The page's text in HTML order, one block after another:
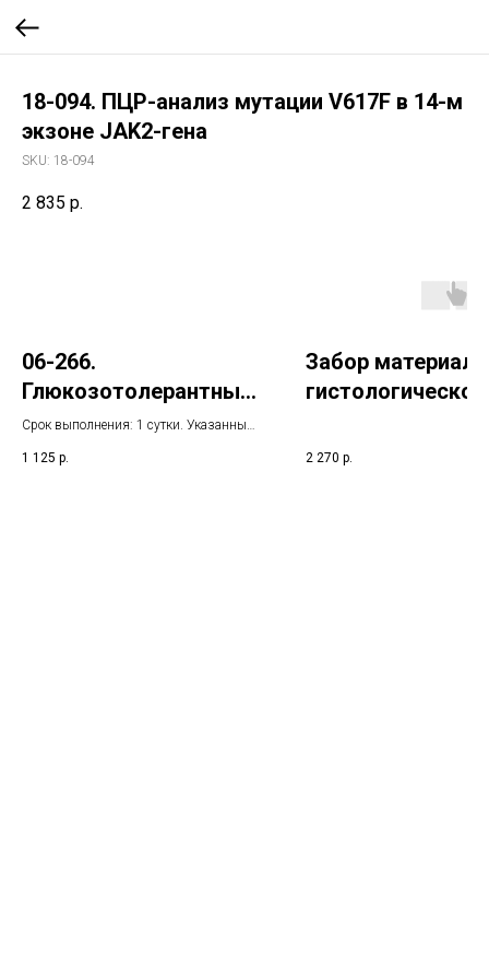
18-094. ПЦР-анализ мутации V617F в 14-м
экзоне JAK2-гена
SKU: 18-094
2 835 р.
06-266.
Глюкозотолерантный
тест с инсулином в
крови
Срок выполнения: 1 сутки. Указанный
биоматериала
1 125 р.
Забор
2 270 р.